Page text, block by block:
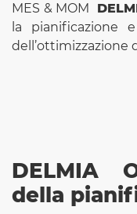
MES & MOM
la pianificazione
dell’ottimizzazione
DELMIA
della